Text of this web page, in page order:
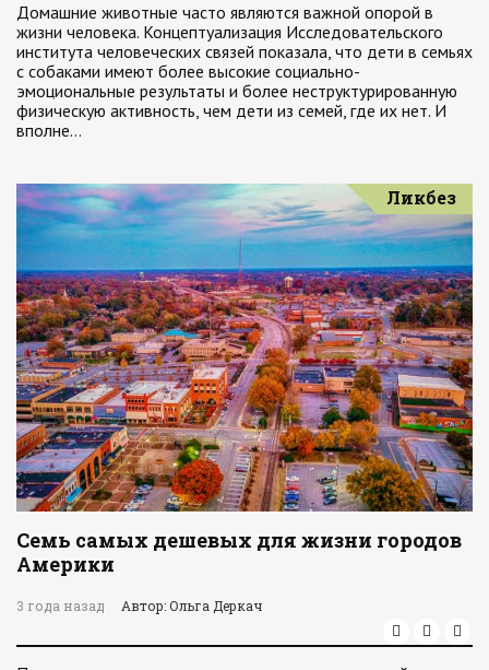
Домашние животные часто являются важной опорой в
жизни человека. Концептуализация Исследовательского
института человеческих связей показала, что дети в семьях
с собаками имеют более высокие социально-
эмоциональные результаты и более неструктурированную
физическую активность, чем дети из семей, где их нет. И
вполне…
Ликбез
Семь самых дешевых для жизни городов
Америки
3 года назад Автор: Ольга Деркач